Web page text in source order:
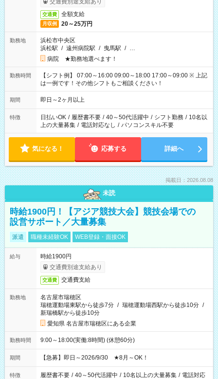
交通費別途支給あり
交通費 全額支給
月収例 20～25万円
勤務地
浜松市中央区
浜松駅 / 遠州病院駅 / 曳馬駅 / …
病院 ★勤務地選べます！
勤務時間
【シフト例】 07:00～16:00 09:00～18:00 17:00～09:00 ※ 上記
は一例です！その他シフトもご相談ください！
期間 即日～2ヶ月以上
特徴 日払いOK / 履歴書不要 / 40～50代活躍中 / シフト勤務 / 10名以
上の大量募集 / 電話対応なし / パソコンスキル不要
気になる！ 応募する 詳細へ
掲載日：2026.08.08
未読
時給1900円！【アジア競技大会】競技会場での
設営サポート／大量募集
派遣 職種未経験OK WEB登録・面接OK
給与
時給1900円
交通費別途支給あり
交通費 交通費支給
勤務地
名古屋市瑞穂区
瑞穂運動場東駅から徒歩7分 / 瑞穂運動場西駅から徒歩10分 /
新瑞橋駅から徒歩10分
愛知県 名古屋市瑞穂区にある企業
勤務時間 9:00～18:00(実働:8時間) (休憩60分)
期間 【急募】即日～2026/9/30 ★8月～OK！
特徴 履歴書不要 / 40～50代活躍中 / 10名以上の大量募集 / 電話対応